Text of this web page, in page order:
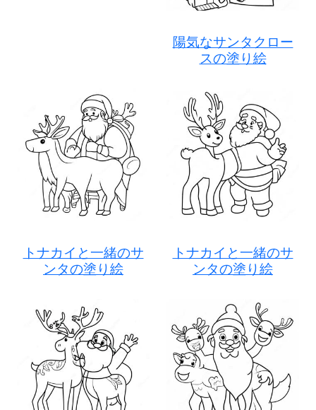
陽気なサンタクロー
スの塗り絵
トナカイと一緒のサ
ンタの塗り絵
トナカイと一緒のサ
ンタの塗り絵